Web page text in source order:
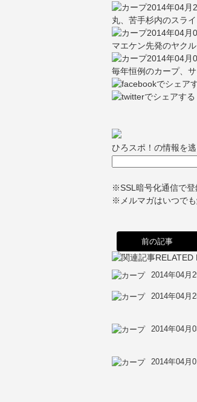
2014年04月
丸、苦手杉内のスラ
2014年04月
マエケン先発のヤク
2014年04月
毎年恒例のカープ、
ひろスポ！の情報を
※SSL暗号化通信で登
※メルマガはいつでも
前の記事
2014年04月
2014年04月
2014年04月
2014年04月